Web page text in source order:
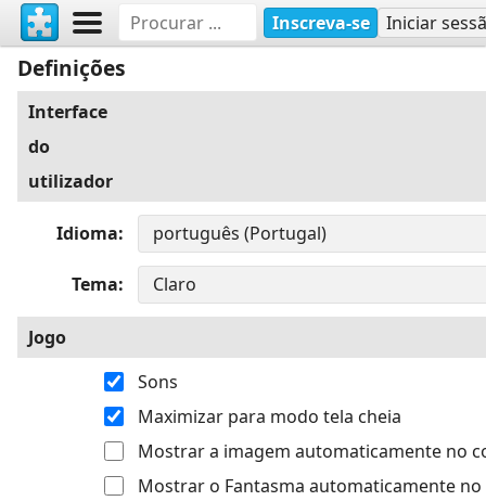
Inscreva-se Iniciar
Definições
Interface
do
utilizador
Idioma
Tema
Jogo
Sons
Maximizar para modo tela cheia
Mostrar a imagem automaticamente no
Mostrar o Fantasma automaticamente no